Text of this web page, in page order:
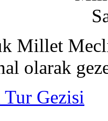
Millet
olarak
Gezisi